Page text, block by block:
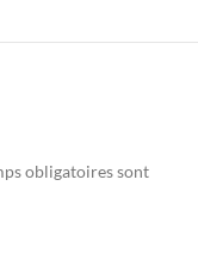
obligatoires sont